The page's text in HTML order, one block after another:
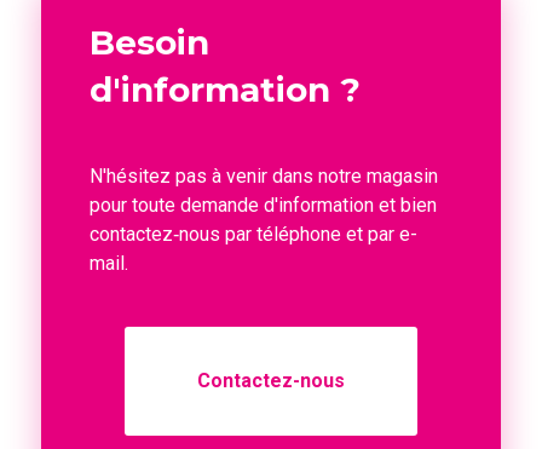
Besoin
d'information ?
N'hésitez pas à venir dans notre magasin
pour toute demande d'information et bien
contactez‑nous par téléphone et par e-
mail.
Contactez-nous